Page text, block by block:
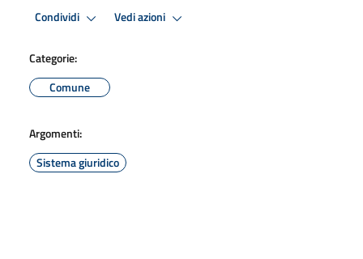
Condividi Vedi azioni
Categorie:
Comune
Argomenti:
Sistema giuridico